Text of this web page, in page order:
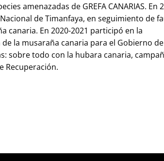
amenazadas de GREFA CANARIAS. En
de Timanfaya, en seguimiento de
canaria. En 2020-2021 participó en la
la musaraña canaria para el Gobierno de
sobre todo con la hubara canaria,
Recuperación.